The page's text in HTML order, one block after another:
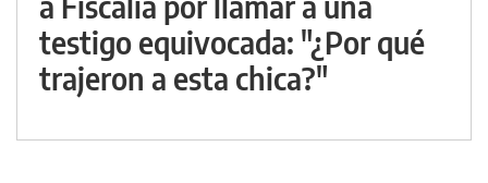
testigo equivocada: "¿Por qué
trajeron a esta chica?"